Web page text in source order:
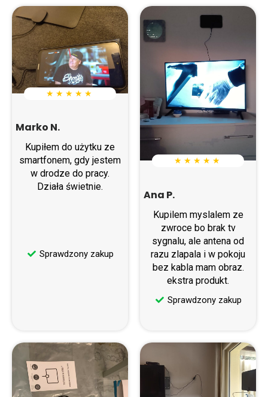
★ ★ ★ ★ ★
Marko N.
Kupiłem do użytku ze
smartfonem, gdy jestem
w drodze do pracy.
Działa świetnie.
Sprawdzony zakup
★ ★ ★ ★ ★
Ana P.
Kupilem myslalem ze
zwroce bo brak tv
sygnalu, ale antena od
razu zlapala i w pokoju
bez kabla mam obraz.
ekstra produkt.
Sprawdzony zakup